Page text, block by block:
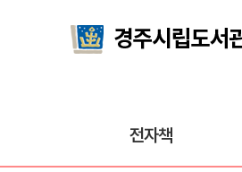
전자책